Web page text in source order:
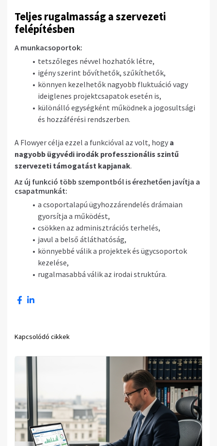
Teljes rugalmasság a szervezeti
felépítésben
A munkacsoportok:
tetszőleges névvel hozhatók létre,
igény szerint bővíthetők, szűkíthetők,
könnyen kezelhetők nagyobb fluktuáció vagy
ideiglenes projektcsapatok esetén is,
különálló egységként működnek a jogosultsági
és hozzáférési rendszerben.
A Flowyer célja ezzel a funkcióval az volt, hogy a
nagyobb ügyvédi irodák professzionális szintű
szervezeti támogatást kapjanak.
Az új funkció több szempontból is érezhetően javítja a
csapatmunkát:
a csoportalapú ügyhozzárendelés drámaian
gyorsítja a működést,
csökken az adminisztrációs terhelés,
javul a belső átláthatóság,
könnyebbé válik a projektek és ügycsoportok
kezelése,
rugalmasabbá válik az irodai struktúra.
Kapcsolódó cikkek